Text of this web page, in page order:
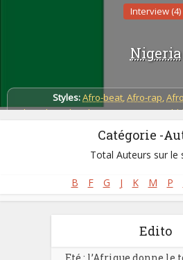
Interview (4)
Nigeria
Styles:Afro-beat,Afro-rap,
Blues Ibo (Igbo Blues),Fuji Music,
Palm Wine Music / Maringa
Catégorie -
Total Auteurs sur le
B F G J K M P
Edito